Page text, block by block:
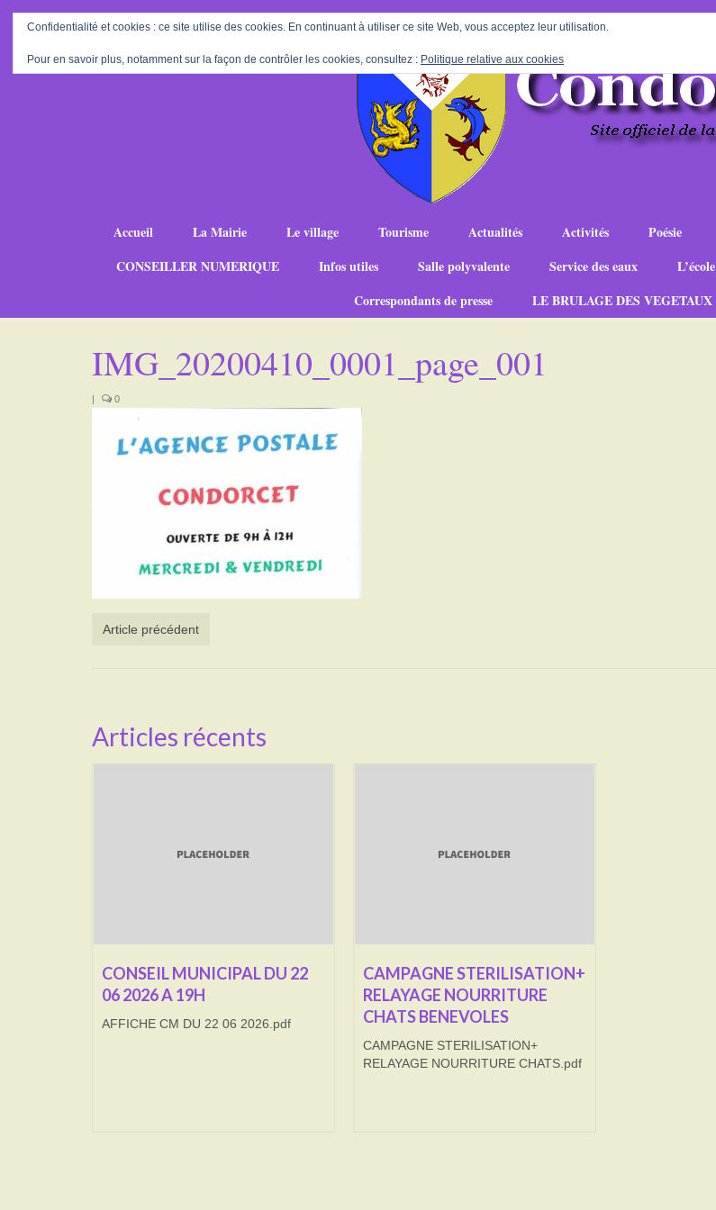
Accueil La Mairie Le village Tourisme Actualités Activités Poésie
CONSEILLER NUMERIQUE
Infos utiles Salle polyvalente Service des eaux L’école
Correspondants de presse
LE BRULAGE DES VEGETAUX
IMG_20200410_0001_page_001
| 0
Article précédent
Articles récents
CONSEIL MUNICIPAL DU 22
06 2026 A 19H
AFFICHE CM DU 22 06 2026.pdf
CAMPAGNE STERILISATION+
RELAYAGE NOURRITURE
CHATS BENEVOLES
CAMPAGNE STERILISATION+
RELAYAGE NOURRITURE CHATS.pdf
Confidentialité et cookies : ce site utilise des cookies. En continuant à utiliser ce site Web, vous acceptez leur utilisation.
Pour en savoir plus, notamment sur la façon de contrôler les cookies, consultez : Politique relative aux cookies